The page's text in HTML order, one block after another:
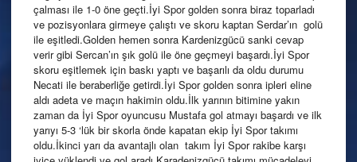
çalması ile 1-0 öne geçti.İyi Spor golden sonra biraz toparladı
ve pozisyonlara girmeye çalıştı ve skoru kaptan Serdar’ın golü
ile eşitledi.Golden hemen sonra Kardenizgücü sanki cevap
verir gibi Sercan’ın şık golü ile öne geçmeyi başardı.İyi Spor
skoru eşitlemek için baskı yaptı ve başarılı da oldu durumu
Necati ile beraberliğe getirdi.İyi Spor golden sonra ipleri eline
aldı adeta ve maçın hakimin oldu.İlk yarının bitimine yakın
zaman da İyi Spor oyuncusu Mustafa gol atmayı başardı ve ilk
yarıyı 5-3 ‘lük bir skorla önde kapatan ekip İyi Spor takımı
oldu.İkinci yarı da avantajlı olan takım İyi Spor rakibe karşı